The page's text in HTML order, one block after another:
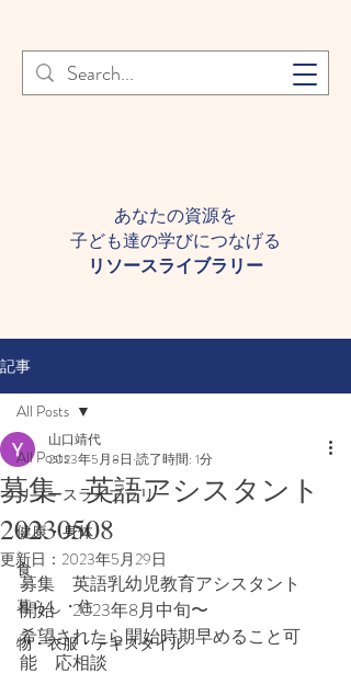
登録者様へ 個人情報の取り扱
いについて Learn More
あなたの資源を
子ども達の学びにつなげる​
​リソースライブラリー
記事
All Posts
リソースライブラリー
健康・身体
食
暮らし・住
物・衣服・テキスタイル
All Posts
募集 英語アシスタント
20230508
山口靖代
2023年5月8日 読了時間: 1分
更新日： 2023年5月29日
募集　英語乳幼児教育アシスタント
開始　2023年8月中旬〜
希望されたら開始時期早めること可
能　応相談